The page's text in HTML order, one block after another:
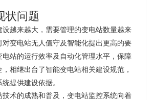
状问题
设越来越大，需要管理的变电站数量越来
对变电站无人值守及智能化提出更高的要
站的运行效率及自动化管理水平，保障
，相继出台了智能变电站相关建设规范，
提供建设依据。
技术的成熟和普及，变电站监控系统向着